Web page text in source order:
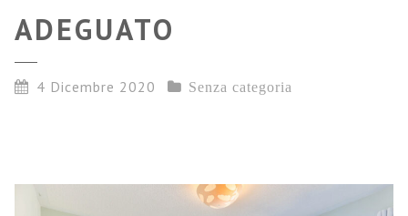
ADEGUATO
4 Dicembre 2020 Senza categoria